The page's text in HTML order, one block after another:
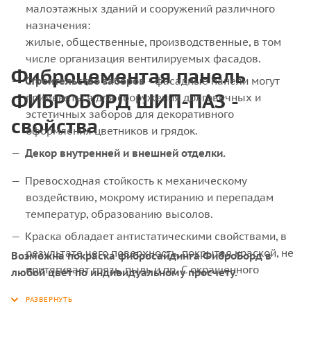
малоэтажных зданий и сооружений различного
назначения:
жилые, общественные, производственные, в том
числе организация вентилируемых фасадов.
Строительство заборов - фасадные панели могут
применяться для сооружения долговечных и
эстетичных заборов для декоративного
оформления цветников и грядок.
Декор внутренней и внешней отделки.
Фиброцементая панель
ФИБРОБОРД ШИП-ПАЗ -
свойства
Превосходная стойкость к механическому
воздействию, мокрому истиранию и перепадам
температур, образованию высолов.
Краска обладает антистатическими свойствами, в
результате чего поверхность, покрытая краской, не
притягивает грязь, пыль и пр. С окрашенного
разные пятна и грязь.
Возможна покраска фибросайдинга ФиброБорд в
любой цвет по индивидуальному просчету.